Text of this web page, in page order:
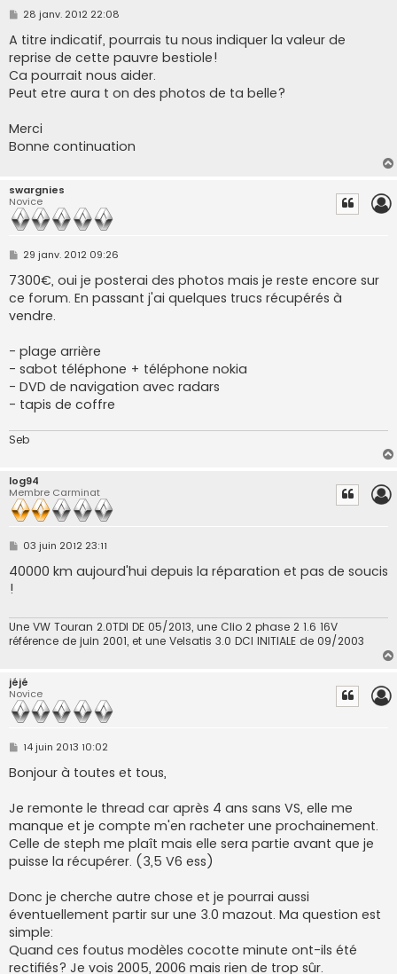
M
s
s
a
g
e
28 janv. 2012 22:08
A titre indicatif, pourrais tu nous indiquer la valeur de
reprise de cette pauvre bestiole!
Ca pourrait nous aider.
Peut etre aura t on des photos de ta belle?
Merci
Bonne continuation
swargnies
Novice
M
s
s
a
g
e
29 janv. 2012 09:26
7300€, oui je posterai des photos mais je reste encore sur
ce forum. En passant j'ai quelques trucs récupérés à
vendre.
- plage arrière
- sabot téléphone + téléphone nokia
- DVD de navigation avec radars
- tapis de coffre
Seb
log94
Membre Carminat
M
s
s
e
03 juin 2012 23:11
40000 km aujourd'hui depuis la réparation et pas de soucis
!
Une VW Touran 2.0TDI DE 05/2013, une Clio 2 phase 2 1.6 16V
référence de juin 2001, et une Velsatis 3.0 DCI INITIALE de 09/2003
jéjé
Novice
M
s
s
g
e
14 juin 2013 10:02
Bonjour à toutes et tous,
Je remonte le thread car après 4 ans sans VS, elle me
manque et je compte m'en racheter une prochainement.
Celle de steph me plaît mais elle sera partie avant que je
puisse la récupérer. (3,5 V6 ess)
Donc je cherche autre chose et je pourrai aussi
éventuellement partir sur une 3.0 mazout. Ma question est
simple:
Quand ces foutus modèles cocotte minute ont-ils été
rectifiés? Je vois 2005, 2006 mais rien de trop sûr.